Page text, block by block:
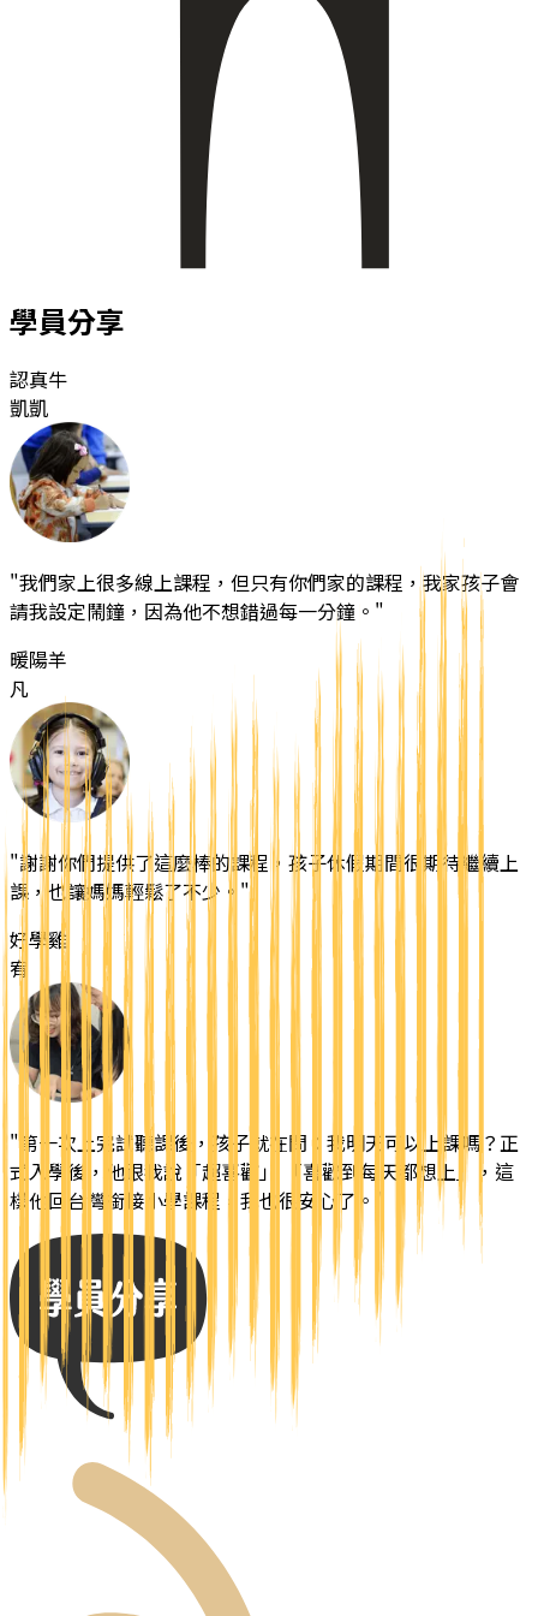
學員分享
認真牛
凱凱
"我們家上很多線上課程，但只有你們家的課程，我家孩子會
請我設定鬧鐘，因為他不想錯過每一分鐘。 "
暖陽羊
凡
"謝謝你們提供了這麼棒的課程，孩子休假期間很期待繼續上
課，也讓媽媽輕鬆了不少。 "
好學雞
宥
"第一次上完試聽課後，孩子就在問：我明天可以上課嗎？正
式入學後，他跟我說「超喜歡」 「喜歡到每天都想上」，這
樣他回台灣銜接小學課程，我也很安心了。 "